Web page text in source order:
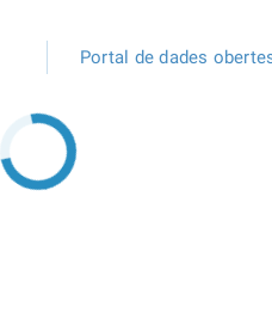
Portal de dades